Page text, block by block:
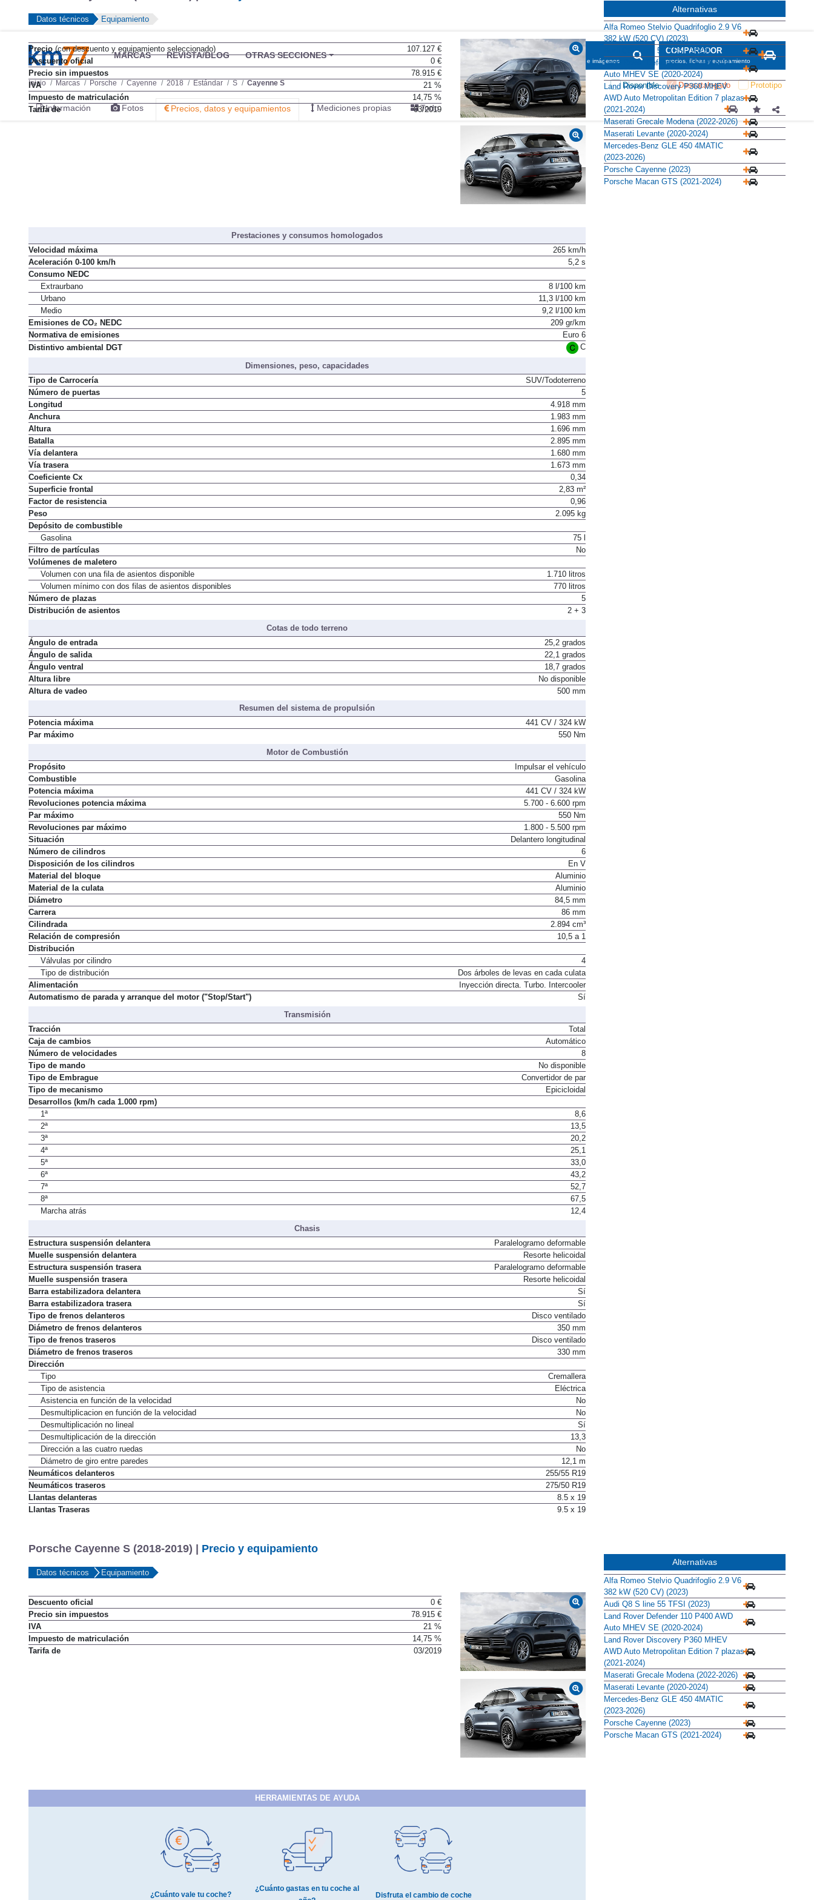
MARCAS REVISTA/BLOG OTRAS SECCIONES BUSCADOR
informaciones, fichas e imágenes
COMPARADOR
precios, fichas y equipamiento
Inicio Marcas Porsche Cayenne 2018 Estándar S Cayenne S Disponible Descatalogado Prototipo
Información Fotos Precios, datos y equipamientos Mediciones propias Todo
Datos técnicos Equipamiento
Precio(con descuento y equipamiento seleccionado)
107.127 €
Descuento oficial
0 €
Precio sin impuestos
78.915 €
IVA
21 %
Impuesto de matriculación
14,75 %
Tarifa de
03/2019
Prestaciones y consumos homologados
Velocidad máxima
265 km/h
Aceleración 0-100 km/h
5,2 s
Consumo NEDC
Extraurbano
8 l/100 km
Urbano
11,3 l/100 km
Medio
9,2 l/100 km
Emisiones de CO₂ NEDC
209 gr/km
Normativa de emisiones
Euro 6
Distintivo ambiental DGT
C
Dimensiones, peso, capacidades
Tipo de Carrocería
SUV/Todoterreno
Número de puertas
5
Longitud
4.918 mm
Anchura
1.983 mm
Altura
1.696 mm
Batalla
2.895 mm
Vía delantera
1.680 mm
Vía trasera
1.673 mm
Coeficiente Cx
0,34
Superficie frontal
2,83 m²
Factor de resistencia
0,96
Peso
2.095 kg
Depósito de combustible
Gasolina
75 l
Filtro de partículas
No
Volúmenes de maletero
Volumen con una fila de asientos disponible
1.710 litros
Volumen mínimo con dos filas de asientos disponibles
770 litros
Número de plazas
5
Distribución de asientos
2 + 3
Cotas de todo terreno
Ángulo de entrada
25,2 grados
Ángulo de salida
22,1 grados
Ángulo ventral
18,7 grados
Altura libre
No disponible
Altura de vadeo
500 mm
Resumen del sistema de propulsión
Potencia máxima
441 CV / 324 kW
Par máximo
550 Nm
Motor de Combustión
Propósito
Impulsar el vehículo
Combustible
Gasolina
Potencia máxima
441 CV / 324 kW
Revoluciones potencia máxima
5.700 - 6.600 rpm
Par máximo
550 Nm
Revoluciones par máximo
1.800 - 5.500 rpm
Situación
Delantero longitudinal
Número de cilindros
6
Disposición de los cilindros
En V
Material del bloque
Aluminio
Material de la culata
Aluminio
Diámetro
84,5 mm
Carrera
86 mm
Cilindrada
2.894 cm³
Relación de compresión
10,5 a 1
Distribución
Válvulas por cilindro
4
Tipo de distribución
Dos árboles de levas en cada culata
Alimentación
Inyección directa. Turbo. Intercooler
Automatismo de parada y arranque del motor ("Stop/Start")
Sí
Transmisión
Tracción
Total
Caja de cambios
Automático
Número de velocidades
8
Tipo de mando
No disponible
Tipo de Embrague
Convertidor de par
Tipo de mecanismo
Epicicloidal
Desarrollos (km/h cada 1.000 rpm)
1ª
8,6
2ª
13,5
3ª
20,2
4ª
25,1
5ª
33,0
6ª
43,2
7ª
52,7
8ª
67,5
Marcha atrás
12,4
Chasis
Estructura suspensión delantera
Paralelogramo deformable
Muelle suspensión delantera
Resorte helicoidal
Estructura suspensión trasera
Paralelogramo deformable
Muelle suspensión trasera
Resorte helicoidal
Barra estabilizadora delantera
Sí
Barra estabilizadora trasera
Sí
Tipo de frenos delanteros
Disco ventilado
Diámetro de frenos delanteros
350 mm
Tipo de frenos traseros
Disco ventilado
Diámetro de frenos traseros
330 mm
Dirección
Tipo
Cremallera
Tipo de asistencia
Eléctrica
Asistencia en función de la velocidad
No
Desmultiplicacion en función de la velocidad
No
Desmultiplicación no lineal
Sí
Desmultiplicación de la dirección
13,3
Dirección a las cuatro ruedas
No
Diámetro de giro entre paredes
12,1 m
Neumáticos delanteros
255/55 R19
Neumáticos traseros
275/50 R19
Llantas delanteras
8.5 x 19
Llantas Traseras
9.5 x 19
Alternativas
Alfa Romeo Stelvio Quadrifoglio 2.9 V6
382 kW (520 CV) (2023)
Audi Q8 S line 55 TFSI (2023)
Land Rover Defender 110 P400 AWD
Auto MHEV SE (2020-2024)
Land Rover Discovery P360 MHEV
AWD Auto Metropolitan Edition 7 plazas
(2021-2024)
Maserati Grecale Modena (2022-2026)
Maserati Levante (2020-2024)
Mercedes-Benz GLE 450 4MATIC
(2023-2026)
Porsche Cayenne (2023)
Porsche Macan GTS (2021-2024)
Porsche Cayenne S (2018-2019) | Precio y equipamiento
Datos técnicos Equipamiento
Descuento oficial
0 €
Precio sin impuestos
78.915 €
IVA
21 %
Impuesto de matriculación
14,75 %
Tarifa de
03/2019
HERRAMIENTAS DE AYUDA
¿Cuánto vale tu coche?
¿Cuánto gastas en tu coche al
Disfruta el cambio de coche
Alternativas
Alfa Romeo Stelvio Quadrifoglio 2.9 V6
382 kW (520 CV) (2023)
Audi Q8 S line 55 TFSI (2023)
Land Rover Defender 110 P400 AWD
Auto MHEV SE (2020-2024)
Land Rover Discovery P360 MHEV
AWD Auto Metropolitan Edition 7 plazas
(2021-2024)
Maserati Grecale Modena (2022-2026)
Maserati Levante (2020-2024)
Mercedes-Benz GLE 450 4MATIC
(2023-2026)
Porsche Cayenne (2023)
Porsche Macan GTS (2021-2024)